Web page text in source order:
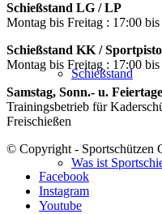
Schießstand
Was ist
Schießstand LG / LP
Montag bis Freitag : 17:00
Schießstand KK /
Montag bis Freitag : 17:00
Samstag, Sonn.- u.
Trainingsbetrieb für
Freischießen
© Copyright - Sportschützen
Facebook
Instagram
Youtube